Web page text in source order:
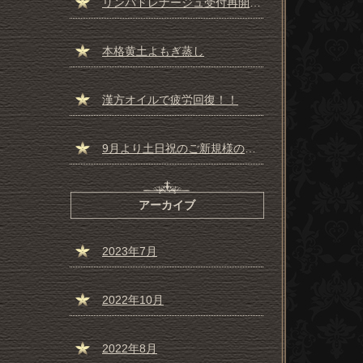
本格黄土よもぎ蒸し
漢方オイルで疲労回復！！
9月より土日祝のご新規様の受付一時停止のお知らせ
アーカイブ
2023年7月
2022年10月
2022年8月